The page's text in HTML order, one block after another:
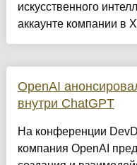
искусственного
аккаунте компании в
OpenAI
внутри ChatGPT
На конференции
компания OpenAI